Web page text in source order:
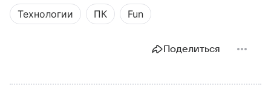
Технологии ПК Fun
Поделиться